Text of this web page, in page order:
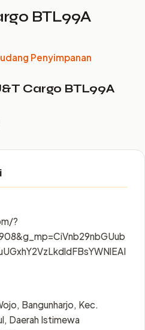
BTL99A
Penyimpanan
Cargo BTL99A
?
Bangunharjo, Kec.
Daerah Istimewa